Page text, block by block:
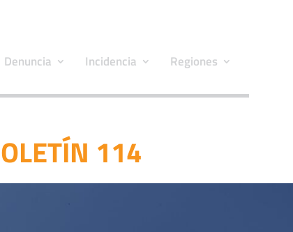
Denuncia Incidencia Regiones
114